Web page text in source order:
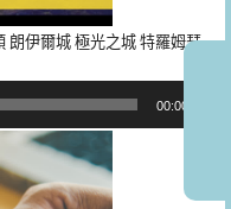
朗伊爾城 極光之城 特羅姆瑟
00:00